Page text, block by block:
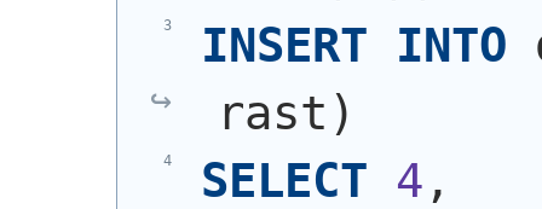
INSERT INTO
rast )
SELECT 4